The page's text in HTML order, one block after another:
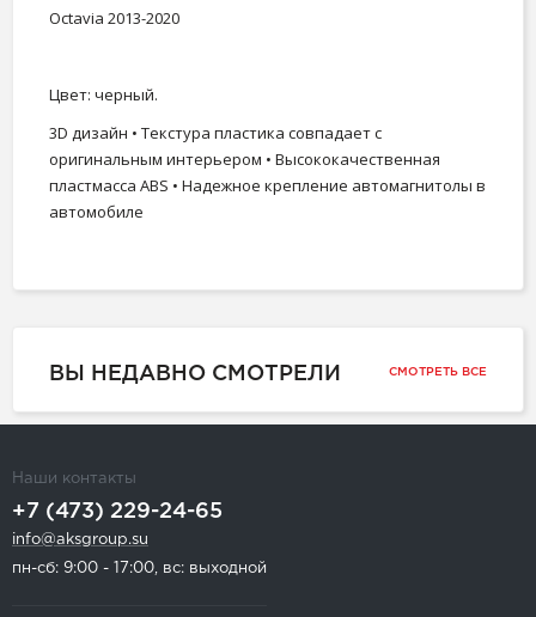
Octavia 2013-2020
Цвет: черный.
3D дизайн • Текстура пластика совпадает с
оригинальным интерьером • Высококачественная
пластмасса ABS • Надежное крепление автомагнитолы в
автомобиле
ВЫ НЕДАВНО СМОТРЕЛИ СМОТРЕТЬ ВСЕ
Наши контакты
+7 (473) 229-24-65
info@aksgroup.su
пн-сб: 9:00 - 17:00, вс: выходной